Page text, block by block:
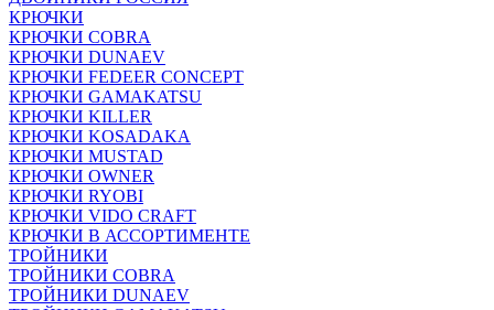
КРЮЧКИ
КРЮЧКИ COBRA
КРЮЧКИ DUNAEV
КРЮЧКИ FEDEER CONCEPT
КРЮЧКИ GAMAKATSU
КРЮЧКИ KILLER
КРЮЧКИ KOSADAKA
КРЮЧКИ MUSTAD
КРЮЧКИ OWNER
КРЮЧКИ RYOBI
КРЮЧКИ VIDO CRAFT
КРЮЧКИ В АССОРТИМЕНТЕ
ТРОЙНИКИ
ТРОЙНИКИ COBRA
ТРОЙНИКИ DUNAEV